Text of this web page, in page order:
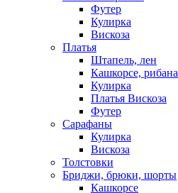
Футер
Кулирка
Вискоза
Платья
Штапель, лен
Кашкорсе, рибана
Кулирка
Платья Вискоза
Футер
Сарафаны
Кулирка
Вискоза
Толстовки
Бриджи, брюки, шорты
Кашкорсе